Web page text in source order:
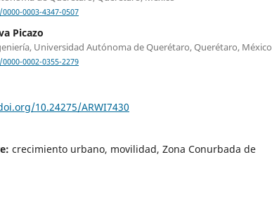
0003-4347-0507
Picazo
Universidad Autónoma de Querétaro, Querétaro, México
0002-0355-2279
10.24275/ARWI7430
crecimiento urbano, movilidad, Zona Conurbada de